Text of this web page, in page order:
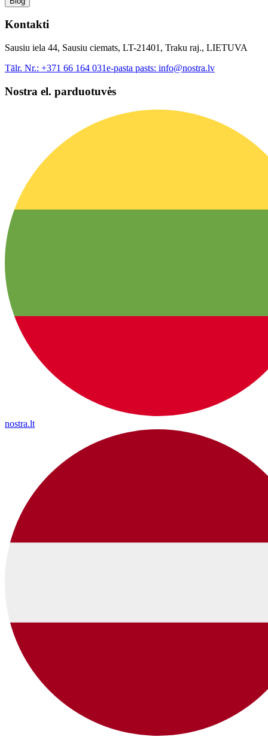
Kontakti
Sausiu iela 44, Sausiu ciemats, LT-21401, Traku raj., LIETUVA
Tālr. Nr.: +371 66 164 031e-pasta pasts: info@nostra.lv
Nostra el. parduotuvės
nostra.lt